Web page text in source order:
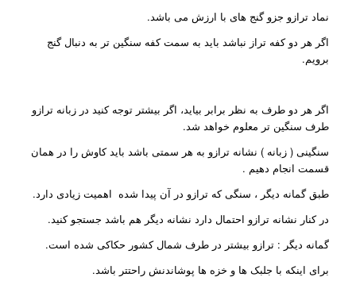
نماد ترازو جزو گنج های با ارزش می باشد.
اگر هر دو کفه تراز نباشد باید به سمت کفه سنگین تر به دنبال گنج
برویم.
اگر هر دو طرف به نظر برابر بیاید، اگر بیشتر توجه کنید در زبانه ترازو
طرف سنگین تر معلوم خواهد شد.
سنگینی ( زبانه ) نشانه ترازو به هر سمتی باشد باید کاوش را در همان
قسمت انجام دهیم .
طبق گمانه دیگر ، سنگی که ترازو در آن پیدا شده اهمیت زیادی دارد.
در کنار نشانه ترازو احتمال دارد نشانه دیگر هم باشد جستجو کنید.
گمانه دیگر : ترازو بیشتر در طرف شمال کشور حکاکی شده است.
برای اینکه با جلبک ها و خزه ها پوشاندنش راحتتر باشد.